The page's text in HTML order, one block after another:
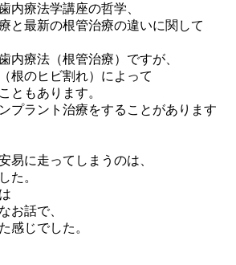
内療法学講座の哲学、
と最新の根管治療の違いに関して
内療法（根管治療）ですが、
根のヒビ割れ）によって
ともあります。
プラント治療をすることがあります
易に走ってしまうのは、
た。
お話で、
感じでした。